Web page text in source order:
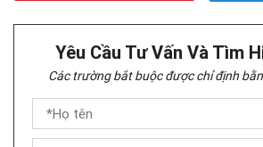
Yêu Cầu Tư Vấn Và Tìm
Các trường bắt buộc được chỉ định